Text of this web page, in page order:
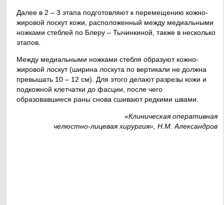
Далее в 2 – 3 этапа подготовляют к перемещению кожно-
жировой лоскут кожи, расположенный между медиальными
ножками стеблей по Блеру – Тычинкиной, также в несколько
этапов.
Между медиальными ножками стебля образуют кожно-
жировой лоскут (ширина лоскута по вертикали не должна
превышать 10 – 12 см). Для этого делают разрезы кожи и
подкожной клетчатки до фасции, после чего
образовавшиеся раны снова сшивают редкими швами.
«Клиническая оперативная
челюстно-лицевая хирургия», Н.М. Александров